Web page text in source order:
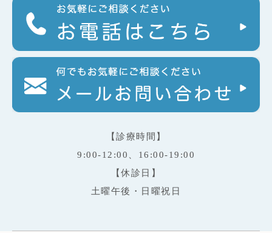
【診療時間】
9:00-12:00、16:00-19:00
【休診日】
土曜午後・日曜祝日